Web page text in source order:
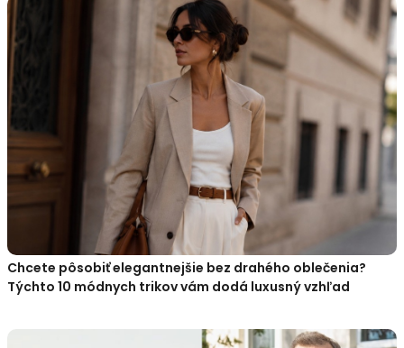
Chcete pôsobiť elegantnejšie bez drahého oblečenia?
Týchto 10 módnych trikov vám dodá luxusný vzhľad